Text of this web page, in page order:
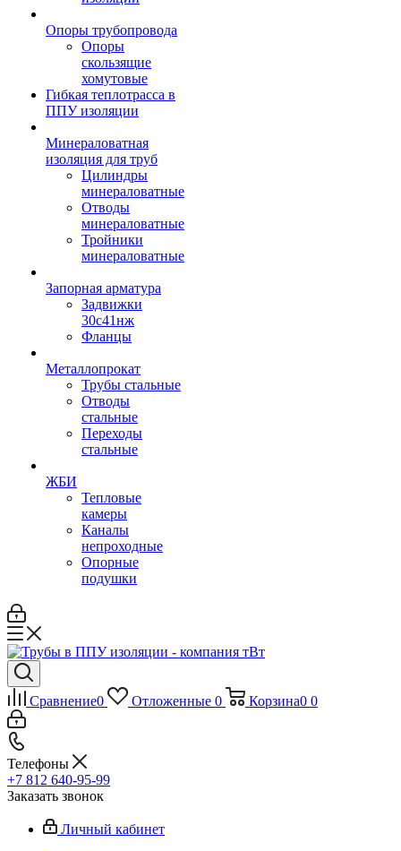
Опоры трубопровода
Опоры
скользящие
хомутовые
Гибкая теплотрасса в
ППУ изоляции
Минераловатная
изоляция для труб
Цилиндры
минераловатные
Отводы
минераловатные
Тройники
минераловатные
Запорная арматура
Задвижки
30с41нж
Фланцы
Металлопрокат
Трубы стальные
Отводы
стальные
Переходы
стальные
ЖБИ
Тепловые
камеры
Каналы
непроходные
Опорные
подушки
Сравнение0 Отложенные 0 Корзина0 0
Телефоны
+7 812 640-95-99
Заказать звонок
Личный кабинет